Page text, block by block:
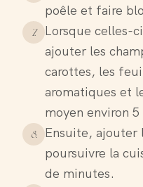
poêle et faire
7.
Lorsque celles-
ajouter les
carottes, les
aromatiques et
moyen environ
8.
Ensuite,
poursuivre la
de minutes.